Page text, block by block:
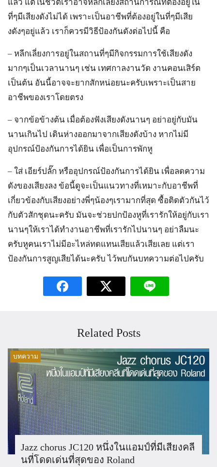
แล้ว แต่ในชีวิตเราอาจหลีกเลี่ยงสถานการณ์ที่ต้องอยู่ใน
ที่ๆมีเสียงดังไม่ได้ เพราะเป็นอาชีพที่ต้องอยู่ในที่ๆมีเสีย
งดังๆอยู่แล้ว เราก็ควรมีวิธีป้องกันดังต่อไปนี้ คือ
– หลีกเลี่ยงการอยู่ในสถานที่ๆมีกิจกรรมการใช้เสียงดัง
มากๆเป็นเวลานานๆ เช่น เทศกาลงานวัด งานคอนเสิร์ต
เป็นต้น อันนี้อาจจะยากสักหน่อยนะครับเพราะเป็นสาย
อาชีพของเราโดยตรง
– จากข้อข้างต้น เมื่อต้องฟังเสียงดังนานๆ อย่าอยู่กับมัน
นานเกินไป เดินห่างออกมาจากเสียงดังบ้าง หากไม่มี
อุปกรณ์ป้องกันการได้ยิน เพื่อเป็นการพักหู
– ใส่ เอียร์ปลั๊ก หรืออุปกรณ์ป้องกันการได้ยิน เพื่อลดความ
ดังของเสียงลง ข้อนี้ดูจะเป็นแนวทางที่เหมาะกับอาชีพที่
เกี่ยวข้องกับเสียงอย่างพี่ๆน้องๆเรามากที่สุด ซื้อติดตัวกันไว้
กับตัวสักชุดนะครับ มันจะช่วยปกป้องหูที่เรารักให้อยู่กับเรา
นานๆให้เราได้ทำงานอาชีพที่เรารักไปนานๆ อย่าลืมนะ
ครับหูคนเราไม่มีอะไหล่ทดแทนเสียแล้วเสียเลย แต่เรา
ป้องกันการสูญเสียได้นะครับ ไว้พบกันบทความต่อไปครับ
Related Posts
บทความ
Jazz chorus JC120 หนึ่งในแอมป์ที่มีเสียงคลี
นที่โดดเด่นที่สุดของ Roland